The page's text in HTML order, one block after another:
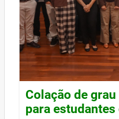
Colação de
para